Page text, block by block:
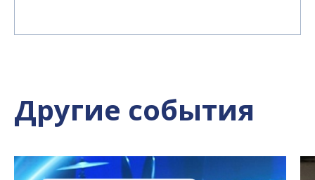
Другие события